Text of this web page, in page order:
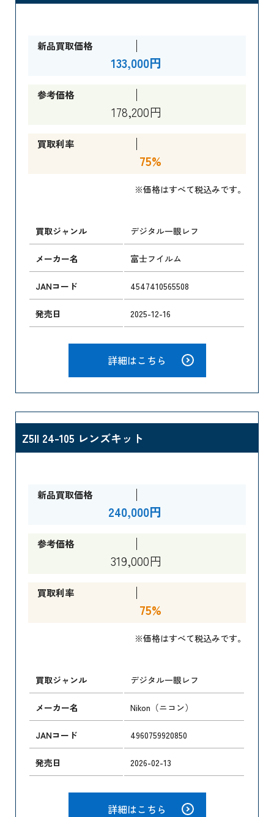
新品買取価格
133,000円
参考価格
178,200円
買取利率
75%
※価格はすべて税込みです。
買取ジャンル デジタル一眼レフ
メーカー名 富士フイルム
JANコード 4547410565508
発売日 2025-12-16
詳細はこちら
Z5II 24-105 レンズキット
新品買取価格
240,000円
参考価格
319,000円
買取利率
75%
※価格はすべて税込みです。
買取ジャンル デジタル一眼レフ
メーカー名 Nikon（ニコン）
JANコード 4960759920850
発売日 2026-02-13
詳細はこちら